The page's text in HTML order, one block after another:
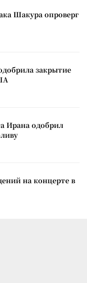
Шакура опроверг
закрытие
Ирана одобрил
на концерте в